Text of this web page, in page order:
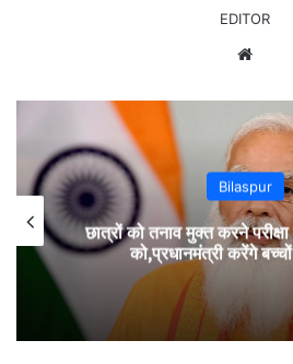
EDITOR
Bilaspur
छात्रों को तनाव मुक्त करने
को,प्रधानमंत्री करेंगे